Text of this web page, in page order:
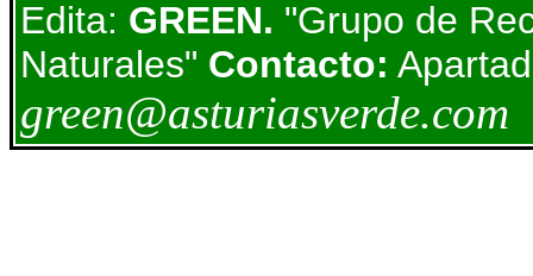
Edita: GREEN. "Grupo de
Naturales" Contacto:
green@asturiasverde.com